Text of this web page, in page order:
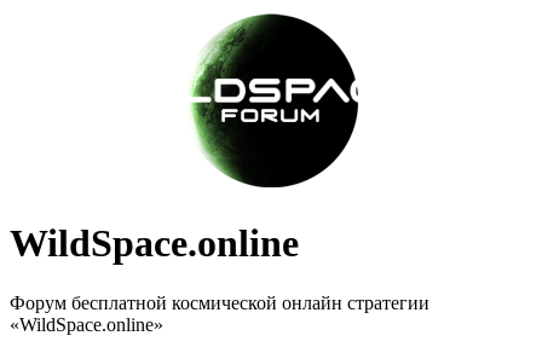
WildSpace.online
Форум бесплатной космической онлайн стратегии
«WildSpace.online»